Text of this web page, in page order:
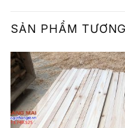
SẢN PHẨM